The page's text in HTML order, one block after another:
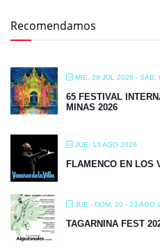
Recomendamos
MIÉ, 29 JUL 2026 - SÁB,
65 FESTIVAL
MINAS 2026
JUE, 13 AGO 2026
FLAMENCO EN LOS
JUE - DOM, 20 - 23 AGO
TAGARNINA FEST